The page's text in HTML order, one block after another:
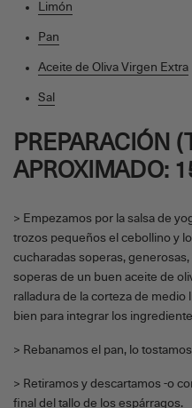
Limón
Pan
Aceite de Oliva Virgen Extra
Sal
PREPARACIÓN
APROXIMADO:
> Empezamos por la salsa de
trozos pequeños el cebollino y
cucharadas soperas,
soperas de un buen aceite de
ralladura de la corteza de medio
bien para integrar los
> Rebanamos el pan, lo
> Retiramos y descartamos -o
final del tallo de los espárragos.